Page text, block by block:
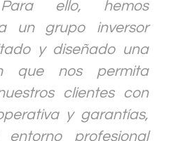
ello, hemos
un grupo inversor
y diseñado una
que nos permita
clientes con
y garantías,
profesional